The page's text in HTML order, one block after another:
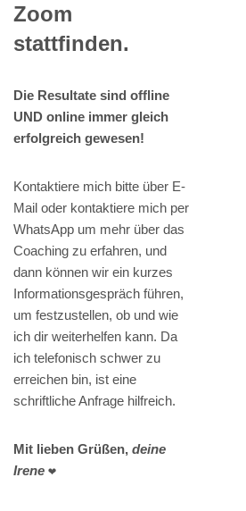
Zoom
stattfinden.
Die Resultate sind offline
UND online immer gleich
erfolgreich gewesen!
Kontaktiere mich bitte über E-
Mail oder kontaktiere mich per
WhatsApp um mehr über das
Coaching zu erfahren, und
dann können wir ein kurzes
Informationsgespräch führen,
um festzustellen, ob und wie
ich dir weiterhelfen kann. Da
ich telefonisch schwer zu
erreichen bin, ist eine
schriftliche Anfrage hilfreich.
Mit lieben Grüßen, deine
Irene ❤️